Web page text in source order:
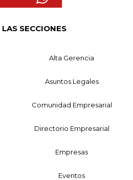
SECCIONES
Alta Gerencia
Asuntos Legales
Comunidad Empresarial
Directorio Empresarial
Empresas
Eventos